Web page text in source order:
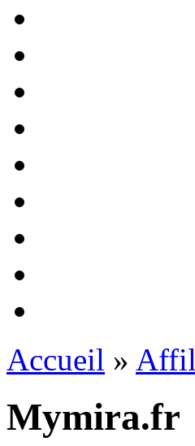
Accueil »
Mymira.fr